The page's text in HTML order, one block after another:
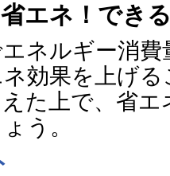
エネ！でき
ネルギー消費
効果を上げ
た上で、省
う。